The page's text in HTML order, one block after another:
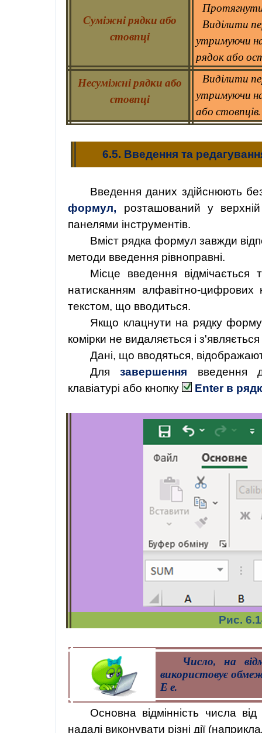
Суміжні рядки або
стовпці
Протягнути
Виділити
утримуючи
рядок або
Несуміжні рядки або
стовпці
Виділити
утримуючи
або стовпців.
6.5. Введення та
Введення даних здійснюють
формул, розташований у
панелями інструментів.
Вміст рядка формул завжди
методи введення рівноправні.
Місце введення
натисканням алфавітно-цифрових
текстом, що вводиться.
Якщо клацнути на рядку
комірки не видаляється і
Дані, що вводяться,
Длязавершення введення
клавіатурі або кнопку
Enterв
Рис.
Число, на
використовує
Ее.
Основна відмінність числа
надалі виконувати різні дії